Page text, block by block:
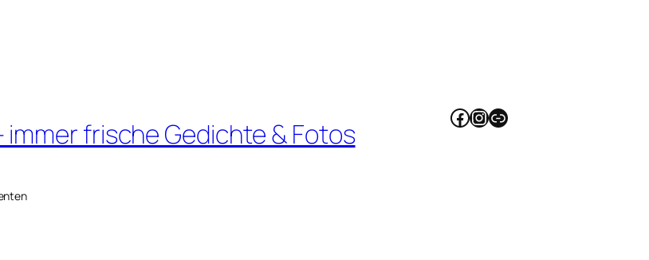
immer frische Gedichte & Fotos Facebook
Instagram
Link